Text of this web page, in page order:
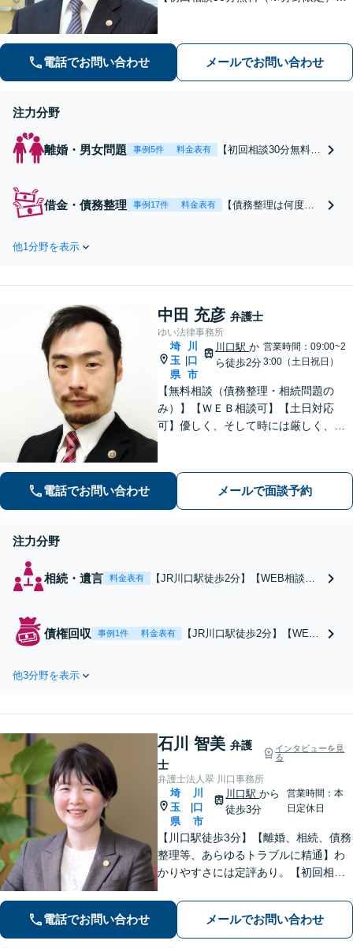
明。解決実績豊富。
電話でお問い合わせ メールでお問い合わせ
注力分野
離婚・男女問題 事例5件 料金表有
【初回相談30分無料】
ションを大切にしてい
ます。私とともに最適
借金・債務整理 事例17件 料金表有
【債務整理は何度で
られた」「相談して
まにとって最適な解
決方法をご提案し、
債務整理をおこない
ます。密なコミュニ
ヒアリングがモット
ーです。
他1分野を表示
中田 充彦 弁護士
ゆい法律事務所
埼
玉
県
川
口
市
川口駅か
ら徒歩2分
営業時間：09:00~2
3:00（土日祝日）
【無料相談（債務整理・相続問題の
み）】【ＷＥＢ相談可】【土日対応
可】優しく、そして時には厳しく、依
電話でお問い合わせ メールで面談予約
注力分野
相続・遺言 料金表有
【JR川口駅徒歩2分】【WEB相談可
「納得できること」を重視し、一緒
にじっくり、より良い決着点を探し
債権回収 事例1件 料金表有
【JR川口駅徒歩2分】【WEB
ーに、内容証明の送付・仮差
に向けて出来ることを着実に
他3分野を表示
石川 智美 弁護
士
インタビューを見
る
弁護士法人翠 川口事務所
埼
玉
県
川
口
市
川口駅から
徒歩3分
営業時間：本
日定休日
【川口駅徒歩3分】【離婚、相続、債務
整理等、あらゆるトラブルに精通】わ
かりやすさには定評あり。【初回相談
ながら、将来の見通しを丁寧にお伝え
します。【子連れ相談OK】
電話でお問い合わせ メールでお問い合わせ